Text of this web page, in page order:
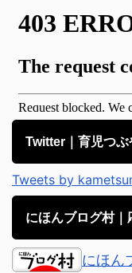
Twitter｜育児つぶ
Tweets by
にほんブログ村｜
にほん